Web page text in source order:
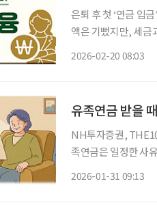
은퇴 후 첫 ‘연금 입금’, 세금은 얼마나 떼
액은 기뻤지만, 세금
2026-02-20 08:03
유족연금 받을
NH투자증권, THE100
족연금은 일정한 사유
2026-01-31 09:13